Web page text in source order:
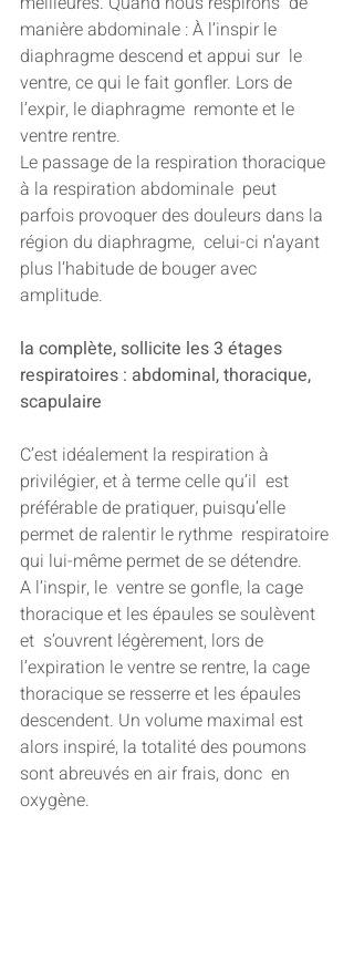
manière abdominale : À l’inspir le
diaphragme descend et appui sur  le
ventre, ce qui le fait gonfler. Lors de
l’expir, le diaphragme  remonte et le
ventre rentre.
Le passage de la respiration thoracique
à la respiration abdominale  peut
parfois provoquer des douleurs dans la
région du diaphragme,  celui-ci n’ayant
plus l’habitude de bouger avec
amplitude.
la complète, sollicite les 3 étages
respiratoires : abdominal, thoracique,
scapulaire
C’est idéalement la respiration à
privilégier, et à terme celle qu’il  est
préférable de pratiquer, puisqu’elle
permet de ralentir le rythme  respiratoire
qui lui-même permet de se détendre.
A l’inspir, le  ventre se gonfle, la cage
thoracique et les épaules se soulèvent
et  s’ouvrent légèrement, lors de
l’expiration le ventre se rentre, la cage
thoracique se resserre et les épaules
descendent. Un volume maximal est
alors inspiré, la totalité des poumons
sont abreuvés en air frais, donc  en
oxygène.